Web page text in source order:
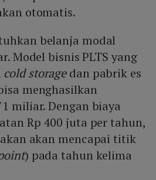
otomatis.
belanja modal
Model bisnis PLTS yang
cold storagedan pabrik es
menghasilkan
miliar. Dengan biaya
Rp 400 juta per tahun,
akan mencapai titik
) pada tahun kelima